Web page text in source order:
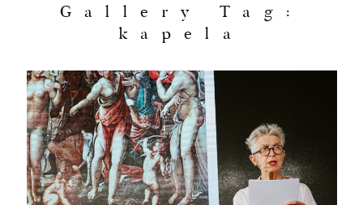
Gallery Tag:
kapela
Historie
O mnie
Kontakt